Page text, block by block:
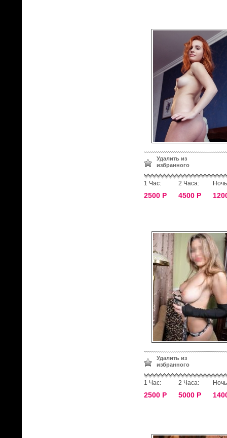
Удалить из
избранного
1 Час:
2500 Р
2 Часа:
4500 Р
Удалить из
избранного
1 Час:
2500 Р
2 Часа:
5000 Р